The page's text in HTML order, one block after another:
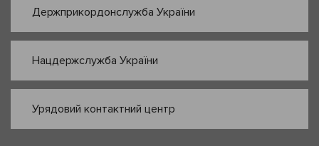
Держприкордонслужба України
Нацдержслужба України
Урядовий контактний центр